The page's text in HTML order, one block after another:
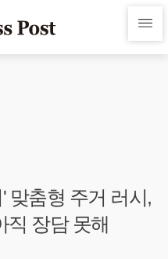
맞춤형 주거 러시,
직 장담 못해